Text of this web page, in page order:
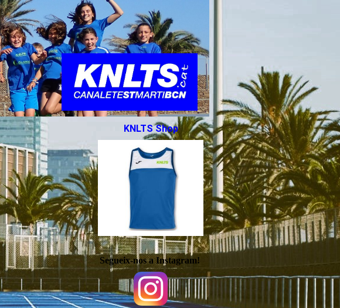
KNLTS Shop
Segueix-nos a Instagram!